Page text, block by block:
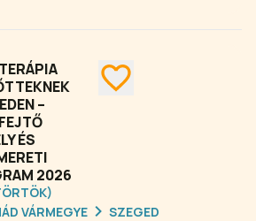
sérülések
sokat adsz, vagy
engedsz közel
régi sérelmek,
visszatérő
–
ÉS
2026
VÁRMEGYE
SZEGED